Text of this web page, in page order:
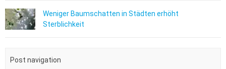
Weniger Baumschatten in Städten erhöht
Sterblichkeit
Post navigation